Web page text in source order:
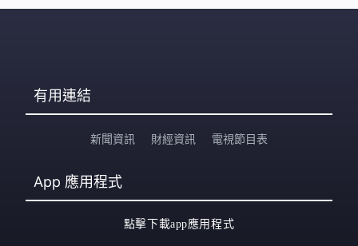
有用連結
新聞資訊 財經資訊 電視節目表
App 應用程式
點擊下載app應用程式